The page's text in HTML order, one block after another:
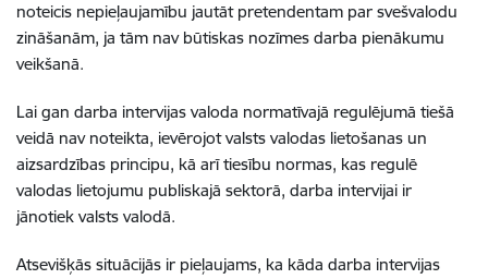
noteicis nepieļaujamību jautāt pretendentam par svešvalodu
zināšanām, ja tām nav būtiskas nozīmes darba pienākumu
veikšanā.
Lai gan darba intervijas valoda normatīvajā regulējumā tiešā
veidā nav noteikta, ievērojot valsts valodas lietošanas un
aizsardzības principu, kā arī tiesību normas, kas regulē
valodas lietojumu publiskajā sektorā, darba intervijai ir
jānotiek valsts valodā.
Atsevišķās situācijās ir pieļaujams, ka kāda darba intervijas